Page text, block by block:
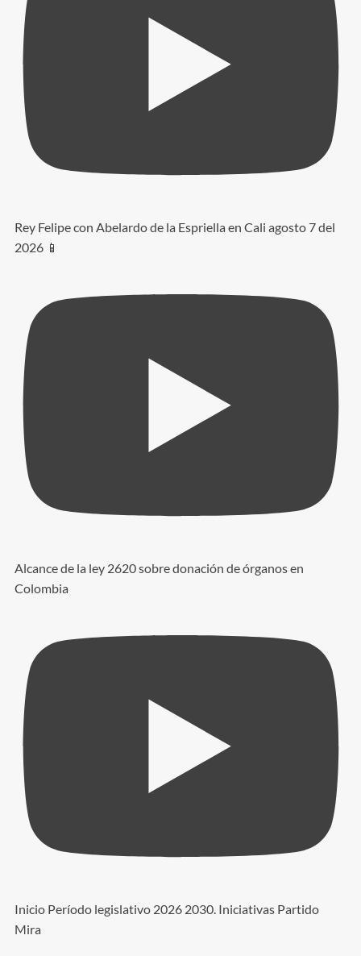
Rey Felipe con Abelardo de la Espriella en Cali agosto 7 del
2026 📱
Alcance de la ley 2620 sobre donación de órganos en
Colombia
Inicio Período legislativo 2026 2030. Iniciativas Partido
Mira